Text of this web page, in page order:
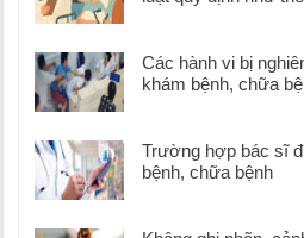
Các hành vi bị
khám bệnh, chữa
Trường hợp bác sĩ
bệnh, chữa bệnh